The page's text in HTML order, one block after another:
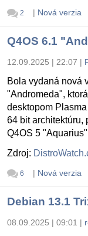
2 | Nová verzia
Q4OS 6.1
12.09.2025 | 22:07 |
Bola vydaná nová
"Andromeda",
desktopom
64 bit architektúru,
Q4OS 5
Zdroj:
6 | Nová verzia
Debian 13.1
08.09.2025 | 09:01 |